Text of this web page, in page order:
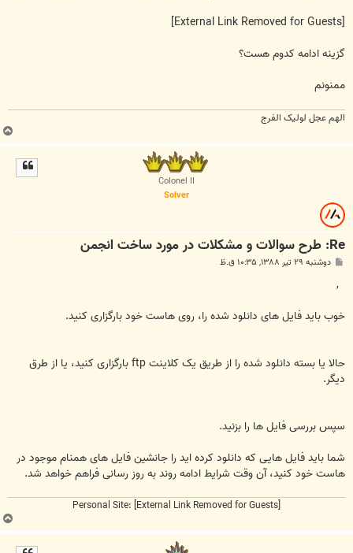
گزینه ادامه کدوم هست؟
ممنونم
الهم عجل لولیک الفرج
ب
ا
Colonel II
Solver
Re: طرح سوالات و مشکلات در مورد ساخت انجمن
پ دوشنبه ۲۹ تیر ۱۳۸۸, ۱۰:۳۵ ق.ظ
خوب باید فایل های دانلود شده را، روی هاست خود بارگزاری کنید.
حالا یا بسته دانلود شده را از طریق یک کلاینت ftp بارگزاری کنید، یا از طرق
دیگر.
سپس بررسی فایل ها را بزنید.
شما باید فایل هایی که دانلود کرده اید را جانشین فایل های همنام موجود در
هاست خود کنید، آن وقت شرایط ادامه روند به روز رسانی فراهم خواهد شد.
Personal Site:[External Link Removed for Guests]
ب
ا